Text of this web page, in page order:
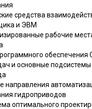
средства
и ЭВМ
рабочие
обеспечения
и основные
направления
гидроприводов
оптимального